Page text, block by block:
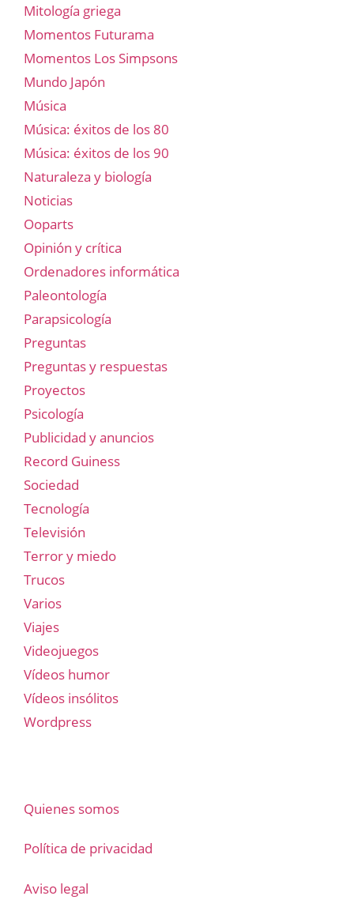
Mitología griega
Momentos Futurama
Momentos Los Simpsons
Mundo Japón
Música
Música: éxitos de los 80
Música: éxitos de los 90
Naturaleza y biología
Noticias
Ooparts
Opinión y crítica
Ordenadores informática
Paleontología
Parapsicología
Preguntas
Preguntas y respuestas
Proyectos
Psicología
Publicidad y anuncios
Record Guiness
Sociedad
Tecnología
Televisión
Terror y miedo
Trucos
Varios
Viajes
Videojuegos
Vídeos humor
Vídeos insólitos
Wordpress
Quienes somos
Política de privacidad
Aviso legal